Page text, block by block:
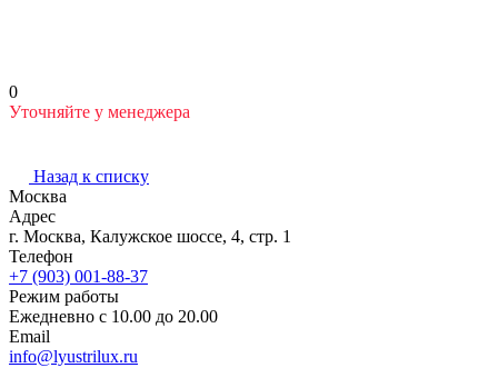
0
Уточняйте у менеджера
Назад к списку
Москва
Адрес
г. Москва, Калужское шоссе, 4, стр. 1
Телефон
+7 (903) 001-88-37
Режим работы
Ежедневно с 10.00 до 20.00
Email
info@lyustrilux.ru